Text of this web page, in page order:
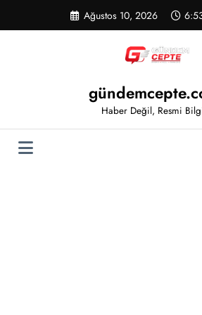
Ağustos 10, 2026
Haber Değil, Resmi